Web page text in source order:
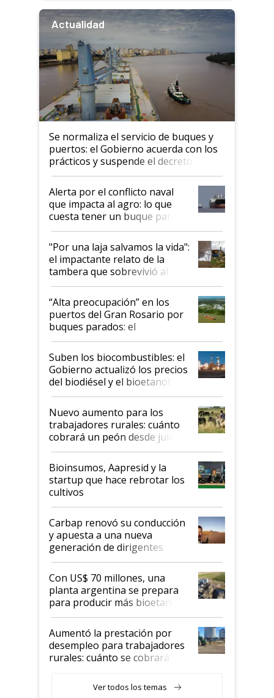
Actualidad
Se normaliza el servicio de buques y
puertos: el Gobierno acuerda con los
prácticos y suspende el decreto de
desregulación
Alerta por el conflicto naval
que impacta al agro: lo que
cuesta tener un buque parado
y el peligro de que Argentina
pase a ser "país sucio"
"Por una laja salvamos la vida":
el impactante relato de la
tambera que sobrevivió al
tornado
“Alta preocupación” en los
puertos del Gran Rosario por
buques parados: el
funcionamiento de las
exportadoras en tensión tras
la medida de fuerza de los
prácticos
Suben los biocombustibles: el
Gobierno actualizó los precios
del biodiésel y el bioetanol
Nuevo aumento para los
trabajadores rurales: cuánto
cobrará un peón desde julio
Bioinsumos, Aapresid y la
startup que hace rebrotar los
cultivos
Carbap renovó su conducción
y apuesta a una nueva
generación de dirigentes
rurales
Con US$ 70 millones, una
planta argentina se prepara
para producir más bioetanol
que nunca
Aumentó la prestación por
desempleo para trabajadores
rurales: cuánto se cobrará
Ver todos los temas